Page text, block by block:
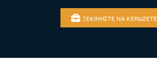
ΞΕΚΙΝΉΣΤΕ ΝΑ ΚΕΡΔΊΖΕΤΕ